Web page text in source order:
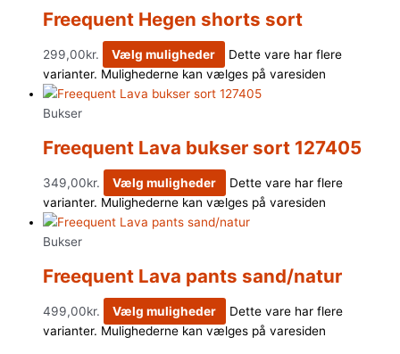
Freequent Hegen shorts sort
299,00kr. Vælg muligheder
Dette vare har flere
varianter. Mulighederne kan vælges på varesiden
Bukser
Freequent Lava bukser sort 127405
349,00kr. Vælg muligheder
Dette vare har flere
varianter. Mulighederne kan vælges på varesiden
Bukser
Freequent Lava pants sand/natur
499,00kr. Vælg muligheder
Dette vare har flere
varianter. Mulighederne kan vælges på varesiden